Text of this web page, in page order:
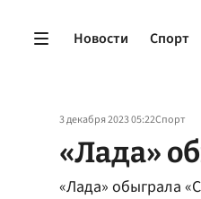
Новости Спорт
3 декабря 2023 05:22Спорт
«Лада»
«Лада» обыграла